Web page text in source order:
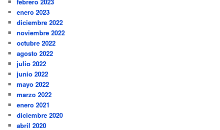
enero 2023
diciembre 2022
noviembre 2022
octubre 2022
agosto 2022
julio 2022
junio 2022
mayo 2022
marzo 2022
enero 2021
diciembre 2020
abril 2020